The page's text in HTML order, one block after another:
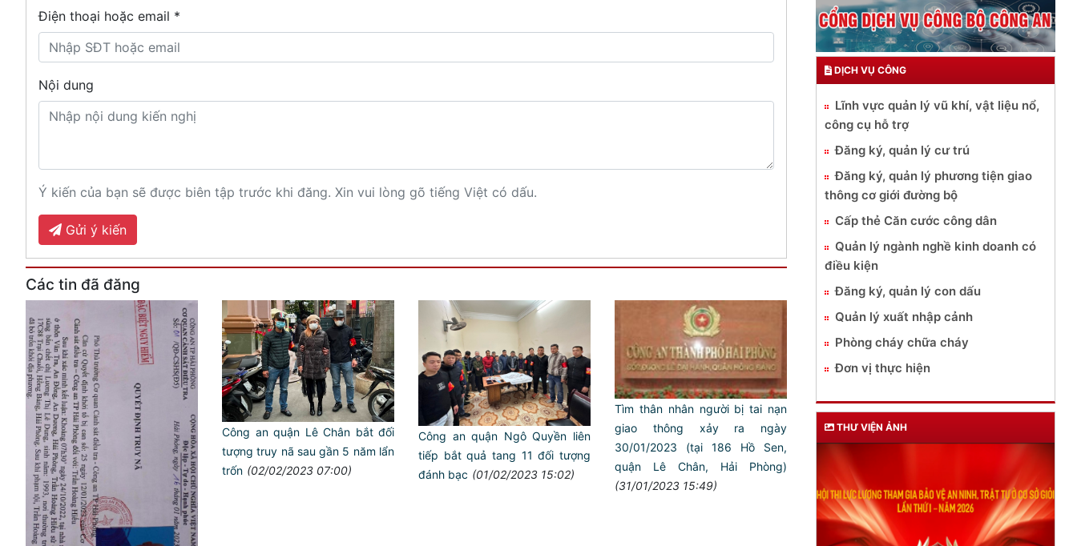
Điện thoại hoặc email *
Nội dung
Ý kiến của bạn sẽ được biên tập trước khi đăng. Xin vui lòng gõ tiếng Việt có dấu.
Gửi ý kiến
Các tin đã đăng
Công an quận Lê Chân bắt đối
tượng truy nã sau gần 5 năm lẩn
trốn (02/02/2023 07:00)
Công an quận Ngô Quyền liên
tiếp bắt quả tang 11 đối tượng
đánh bạc (01/02/2023 15:02)
Tìm thân nhân người bị tai nạn
giao thông xảy ra ngày
30/01/2023 (tại 186 Hồ Sen,
quận Lê Chân, Hải Phòng)
(31/01/2023 15:49)
DỊCH VỤ CÔNG
Lĩnh vực quản lý vũ khí, vật liệu nổ,
công cụ hỗ trợ
Đăng ký, quản lý cư trú
Đăng ký, quản lý phương tiện giao
thông cơ giới đường bộ
Cấp thẻ Căn cước công dân
Quản lý ngành nghề kinh doanh có
điều kiện
Đăng ký, quản lý con dấu
Quản lý xuất nhập cảnh
Phòng cháy chữa cháy
Đơn vị thực hiện
THƯ VIỆN ẢNH